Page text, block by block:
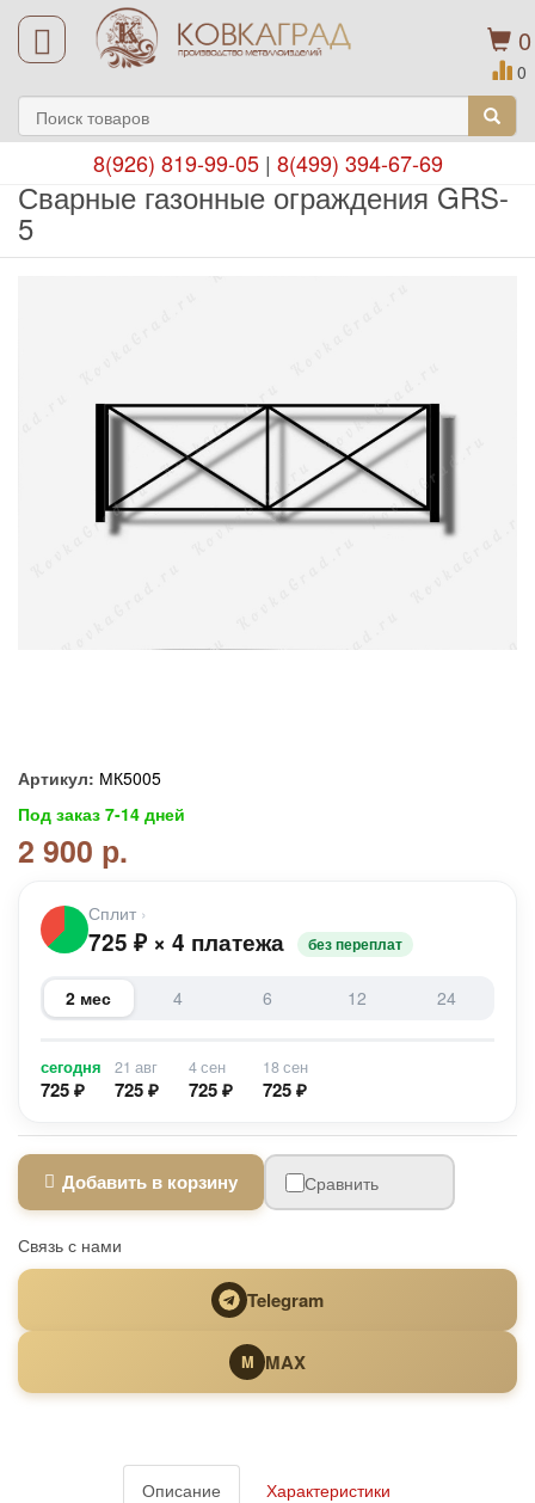
0
0
8(926) 819-99-05| 8(499) 394-67-69
Сварные газонные ограждения GRS-
5
Артикул: МК5005
Под заказ 7-14 дней
2 900 р.
Сплит ›
725 ₽ × 4 платежа без переплат
2 мес 4 6 12 24
сегодня
725 ₽
21 авг
725 ₽
4 сен
725 ₽
18 сен
725 ₽
Добавить в корзину Сравнить
Связь с нами
Telegram
M MAX
Описание Характеристики